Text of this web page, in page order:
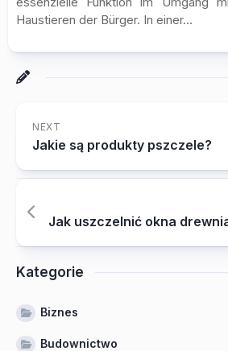
Haustieren der Bürger. In einer...
NEXT
Jakie są produkty pszczele?
Jak uszczelnić okna
Kategorie
Biznes
Budownictwo